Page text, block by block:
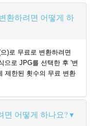
환하려면 어떻게 하
)로 무료로 변환하려면
으로 JPG를 선택한 후 '변
제한된 횟수의 무료 변환
면 어떻게 하나요?